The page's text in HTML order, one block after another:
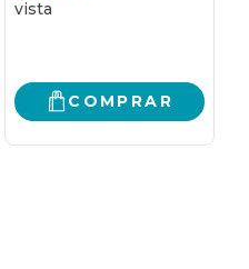
COMPRAR